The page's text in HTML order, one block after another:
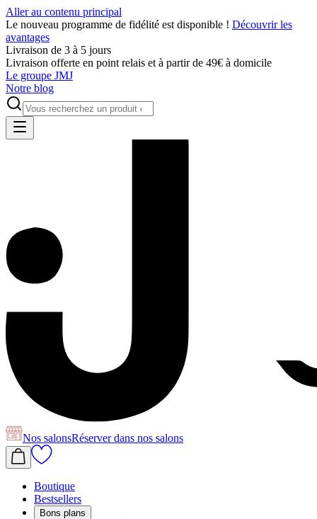
Aller au contenu principal
Le nouveau programme de fidélité est disponible ! Découvrir les
avantages
Livraison de 3 à 5 jours
Livraison offerte en point relais et à partir de 49€ à domicile
Le groupe JMJ
Notre blog
Nos salonsRéserverdans nos salons
Boutique
Bestsellers
Bons plans